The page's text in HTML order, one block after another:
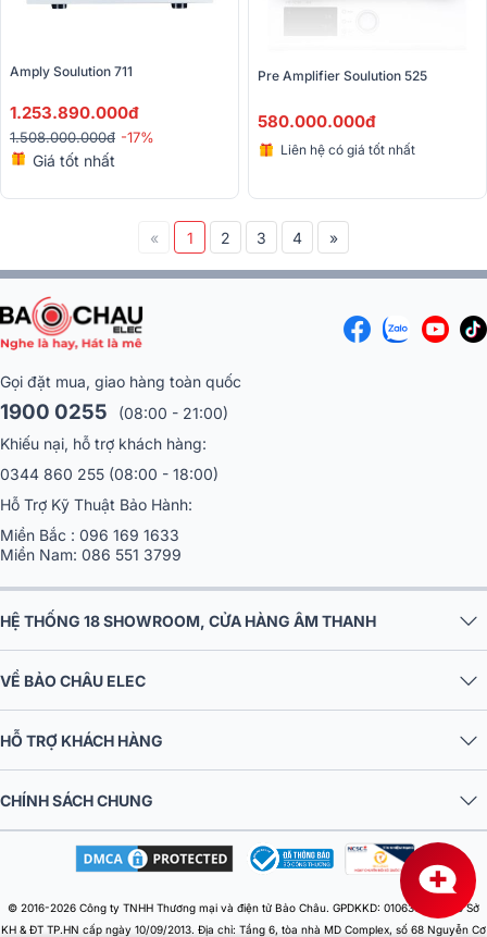
1.253.890.000đ
1.508.000.000đ -17%
Giá tốt nhất
580.000.000đ
Liên hệ có giá tốt nhất
« 1 2 3 4 »
Gọi đặt mua, giao hàng toàn quốc
1900 0255
(08:00 - 21:00)
Khiếu nại, hỗ trợ khách hàng:
0344 860 255 (08:00 - 18:00)
Hỗ Trợ Kỹ Thuật Bảo Hành:
Miền Bắc : 096 169 1633
Miền Nam: 086 551 3799
HỆ THỐNG 18 SHOWROOM, CỬA HÀNG ÂM THANH
VỀ BẢO CHÂU ELEC
HỖ TRỢ KHÁCH HÀNG
CHÍNH SÁCH CHUNG
© 2016-2026 Công ty TNHH Thương mại và điện tử Bảo Châu. GPDKKD: 0106303879 do Sở
KH & ĐT TP.HN cấp ngày 10/09/2013. Địa chỉ: Tầng 6, tòa nhà MD Complex, số 68 Nguyễn Cơ